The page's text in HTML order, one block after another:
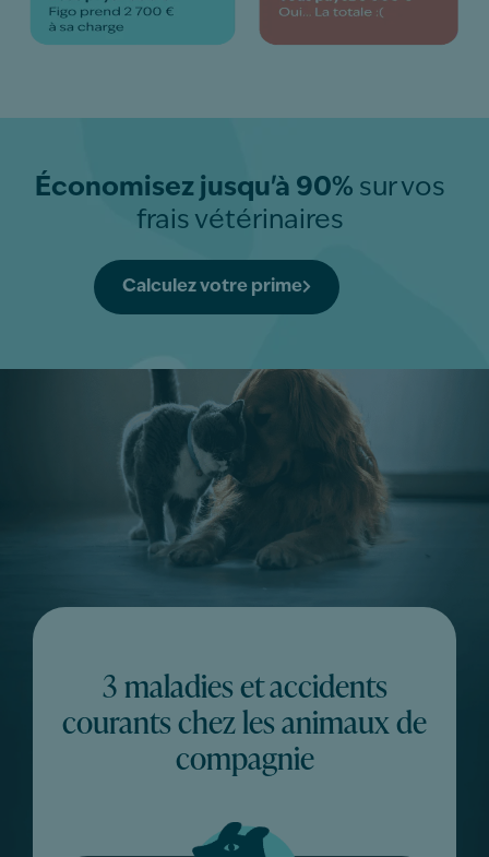
Économisez jusqu'à 90% sur vos
frais vétérinaires
Calculez votre prime
3 maladies et accidents
courants chez les animaux de
compagnie